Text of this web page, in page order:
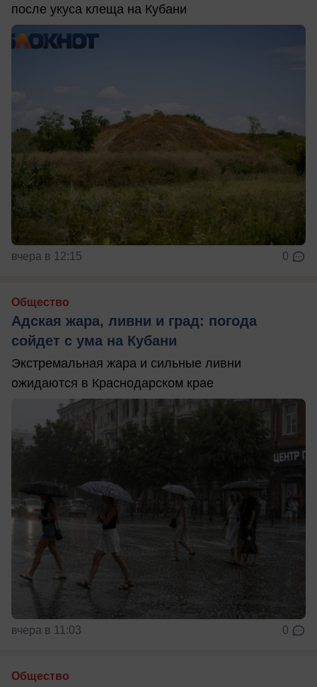
после укуса клеща на Кубани
вчера в 12:15 0
Общество
Адская жара, ливни и град: погода
сойдет с ума на Кубани
Экстремальная жара и сильные ливни
ожидаются в Краснодарском крае
вчера в 11:03 0
Общество